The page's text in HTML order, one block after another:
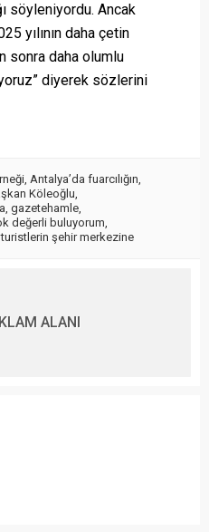
söyleniyordu. Ancak
yılının daha çetin
sonra daha olumlu
diyerek sözlerini
, Antalya’da fuarcılığın,
Köleoğlu,
, gazetehamle,
değerli buluyorum,
turistlerin şehir merkezine
ALANI